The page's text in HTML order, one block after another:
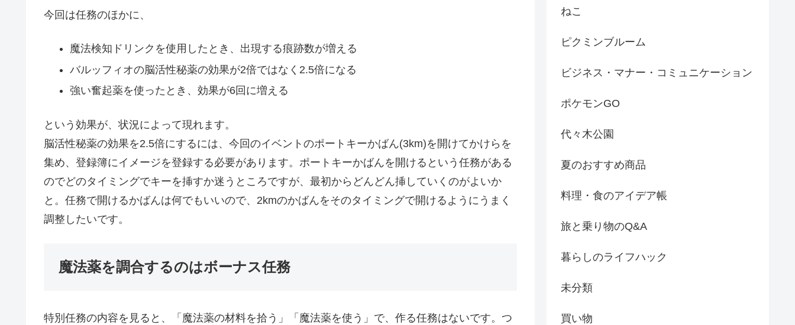
今回は任務のほかに、
魔法検知ドリンクを使用したとき、出現する痕跡数が増える
バルッフィオの脳活性秘薬の効果が2倍ではなく2.5倍になる
強い奮起薬を使ったとき、効果が6回に増える
という効果が、状況によって現れます。
脳活性秘薬の効果を2.5倍にするには、今回のイベントのポートキーかばん(3km)を開けてかけらを
集め、登録簿にイメージを登録する必要があります。ポートキーかばんを開けるという任務がある
のでどのタイミングでキーを挿すか迷うところですが、最初からどんどん挿していくのがよいか
と。任務で開けるかばんは何でもいいので、2kmのかばんをそのタイミングで開けるようにうまく
調整したいです。
魔法薬を調合するのはボーナス任務
特別任務の内容を見ると、「魔法薬の材料を拾う」「魔法薬を使う」で、作る任務はないです。つ
ねこ
ピクミンブルーム
ビジネス・マナー・コミュニケーション
ポケモンGO
代々木公園
夏のおすすめ商品
料理・食のアイデア帳
旅と乗り物のQ&A
暮らしのライフハック
未分類
買い物